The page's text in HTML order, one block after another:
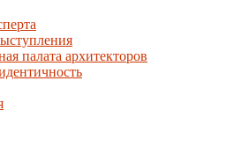
палата архитекторов